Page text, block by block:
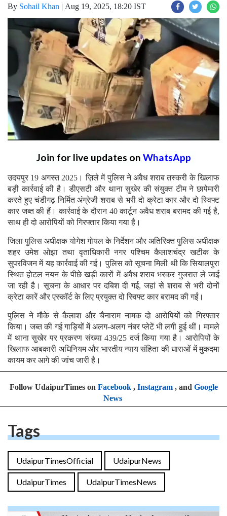
By Sohail Khan | Aug 19, 2025, 18:20 IST
Join for live updates on WhatsApp
उदयपुर 19 अगस्त 2025। ज़िले में पुलिस ने अवैध शराब तस्करी के खिलाफ
बड़ी कार्रवाई की है। डीएसटी और थाना सुखेर की संयुक्त टीम ने छापेमारी
करते हुए चंडीगढ़ निर्मित अंग्रेजी शराब से भरी दो क्रेटा कार और दो स्विफ्ट
कार जब्त की हैं। कार्रवाई के दौरान 40 कार्टून अवैध शराब बरामद की गई है,
साथ ही दो आरोपियों को गिरफ्तार किया गया है।
जिला पुलिस अधीक्षक योगेश गोयल के निर्देशन और अतिरिक्त पुलिस अधीक्षक
शहर उमेश ओझा तथा वृताधिकारी नगर पश्चिम कैलाशचंद्र खटीक के
सुपरविजन में यह कार्रवाई की गई। पुलिस को सूचना मिली थी कि सियालपुरा
स्थित होटल नयन के पीछे खड़ी कारों में अवैध शराब भरकर गुजरात ले जाई
जा रही है। सूचना के आधार पर दबिश दी गई, जहां से शराब से भरी दोनों
क्रेटा कारें और एस्कॉर्ट के लिए प्रयुक्त दो स्विफ्ट कार बरामद की गईं।
पुलिस ने मौके से कैलाश और चैनाराम नामक दो आरोपियों को गिरफ्तार
किया। जब्त की गई गाड़ियों में अलग-अलग नंबर प्लेटें भी लगी हुई थीं। मामले
में थाना सुखेर पर प्रकरण संख्या 439/25 दर्ज किया गया है। आरोपियों के
खिलाफ आबकारी अधिनियम और भारतीय न्याय संहिता की धाराओं में मुकदमा
कायम कर आगे की जांच जारी है।
Follow UdaipurTimes on Facebook, Instagram, and Google
News
Tags
UdaipurTimesOfficial UdaipurNews
UdaipurTimes UdaipurTimesNews